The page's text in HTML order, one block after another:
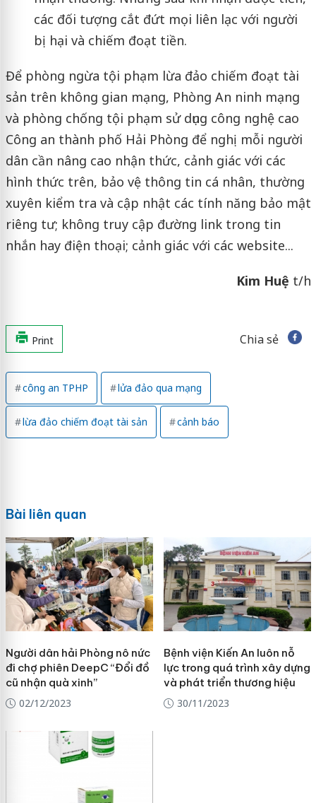
các đối tượng cắt đứt mọi liên lạc với người
bị hại và chiếm đoạt tiền.
Để phòng ngừa tội phạm lừa đảo chiếm đoạt tài
sản trên không gian mạng, Phòng An ninh mạng
và phòng chống tội phạm sử dụng công nghệ cao
Công an thành phố Hải Phòng để nghị mỗi người
dân cần nâng cao nhận thức, cảnh giác với các
hình thức trên, bảo vệ thông tin cá nhân, thường
xuyên kiểm tra và cập nhật các tính năng bảo mật
riêng tư; không truy cập đường link trong tin
nhắn hay điện thoại; cảnh giác với các website...
Kim Huệ t/h
Print Chia sẻ
công an TPHP lửa đảo qua mạng
lừa đảo chiếm đoạt tài sản cảnh báo
Bài liên quan
Người dân hải Phòng nô nức
đi chợ phiên DeepC “Đổi đồ
cũ nhận quà xinh”
02/12/2023
Bệnh viện Kiến An luôn nỗ
lực trong quá trình xây dựng
và phát triển thương hiệu
30/11/2023